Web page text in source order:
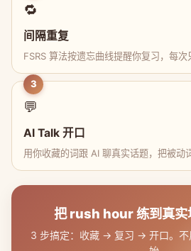
🔁
间隔重复
FSRS 算法按遗忘曲线提醒你复习，每次
3
💬
AI Talk 开口
用你收藏的词跟 AI 聊真实话题，把被动
把 rush hour 练到真实
3 步搞定：收藏 → 复习 → 开口。不